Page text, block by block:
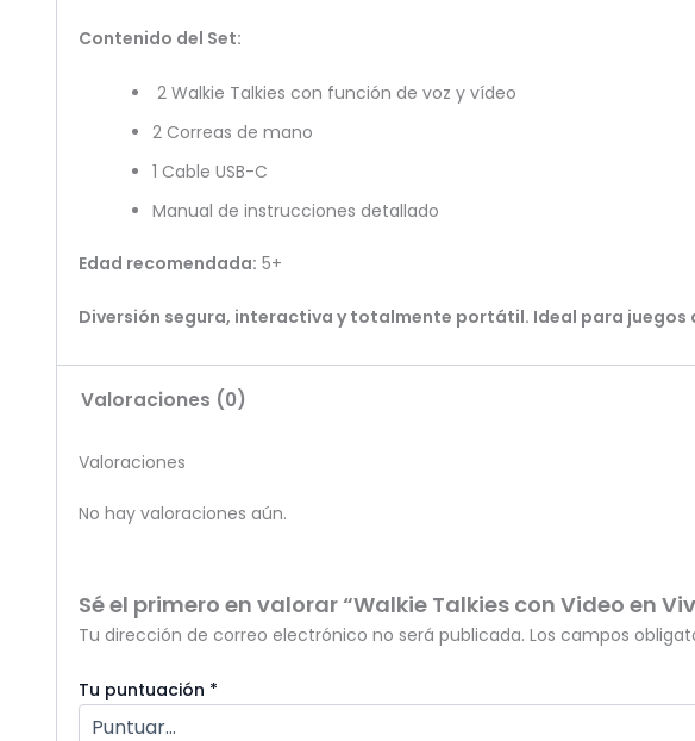
Contenido del Set:
2 Walkie Talkies con función de voz y vídeo
2 Correas de mano
1 Cable USB-C
Manual de instrucciones detallado
Edad recomendada: 5+
Diversión segura, interactiva y totalmente portátil. Ideal para
Valoraciones (0)
Valoraciones
No hay valoraciones aún.
Sé el primero en valorar “Walkie Talkies con Video en
Tu dirección de correo electrónico no será publicada. Los campos
Tu puntuación *